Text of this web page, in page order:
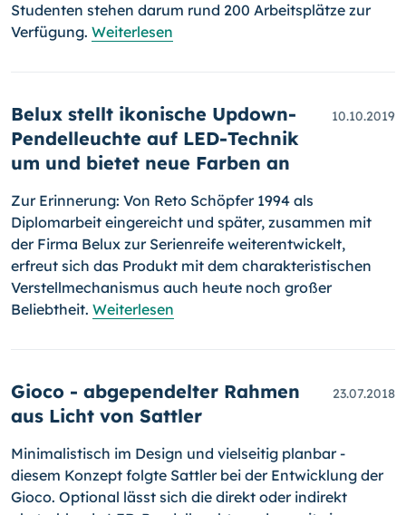
Studenten stehen darum rund 200 Arbeitsplätze zur
Verfügung. Weiterlesen
Belux stellt ikonische Updown-
Pendelleuchte auf LED-Technik
um und bietet neue Farben an
10.10.2019
Zur Erinnerung: Von Reto Schöpfer 1994 als
Diplomarbeit eingereicht und später, zusammen mit
der Firma Belux zur Serienreife weiter­ent­wi­ckelt,
erfreut sich das Produkt mit dem charakteristischen
Ver­stell­me­cha­nismus auch heute noch großer
Beliebtheit. Weiterlesen
Gioco - abgependelter Rahmen
aus Licht von Sattler
23.07.2018
Minimalistisch im Design und vielseitig planbar -
diesem Konzept folgte Sattler bei der Entwicklung der
Gioco. Optional lässt sich die direkt oder indirekt